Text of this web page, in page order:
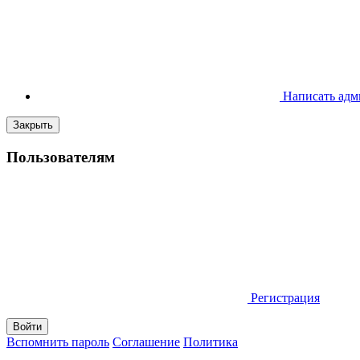
Написать
Закрыть
Пользователям
Регистрация
Вспомнить пароль Соглашение Политика